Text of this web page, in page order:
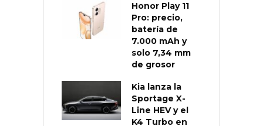
Honor Play 11
Pro: precio,
batería de
7.000 mAh y
solo 7,34 mm
de grosor
Kia lanza la
Sportage X-
Line HEV y el
K4 Turbo en